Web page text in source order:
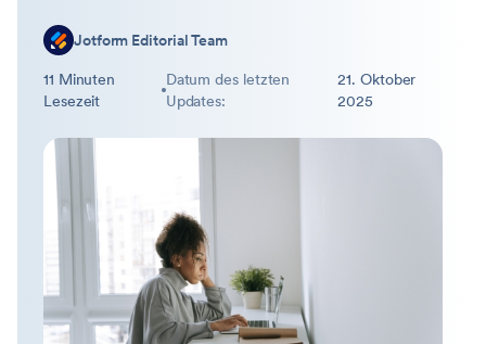
Jotform Editorial Team
11 Minuten
Lesezeit
Datum des letzten
Updates:
21. Oktober
2025